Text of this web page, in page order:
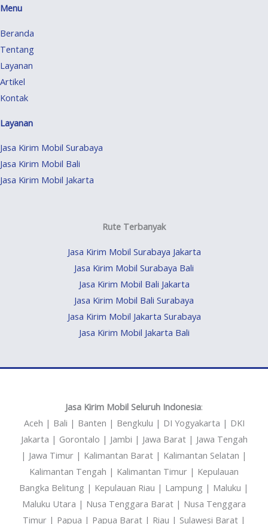
Menu
Beranda
Tentang
Layanan
Artikel
Kontak
Layanan
Jasa Kirim Mobil Surabaya
Jasa Kirim Mobil Bali
Jasa Kirim Mobil Jakarta
Rute Terbanyak
Jasa Kirim Mobil Surabaya Jakarta
Jasa Kirim Mobil Surabaya Bali
Jasa Kirim Mobil Bali Jakarta
Jasa Kirim Mobil Bali Surabaya
Jasa Kirim Mobil Jakarta Surabaya
Jasa Kirim Mobil Jakarta Bali
Jasa Kirim Mobil Seluruh Indonesia:
Aceh | Bali | Banten | Bengkulu | DI Yogyakarta | DKI
Jakarta | Gorontalo | Jambi | Jawa Barat | Jawa Tengah
| Jawa Timur | Kalimantan Barat | Kalimantan Selatan |
Kalimantan Tengah | Kalimantan Timur | Kepulauan
Bangka Belitung | Kepulauan Riau | Lampung | Maluku |
Maluku Utara | Nusa Tenggara Barat | Nusa Tenggara
Timur | Papua | Papua Barat | Riau | Sulawesi Barat |